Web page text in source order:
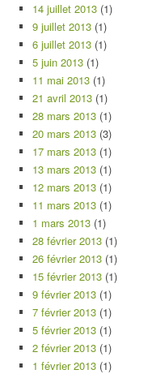
14 juillet 2013 (1)
9 juillet 2013 (1)
6 juillet 2013 (1)
5 juin 2013 (1)
11 mai 2013 (1)
21 avril 2013 (1)
28 mars 2013 (1)
20 mars 2013 (3)
17 mars 2013 (1)
13 mars 2013 (1)
12 mars 2013 (1)
11 mars 2013 (1)
1 mars 2013 (1)
28 février 2013 (1)
26 février 2013 (1)
15 février 2013 (1)
9 février 2013 (1)
7 février 2013 (1)
5 février 2013 (1)
2 février 2013 (1)
1 février 2013 (1)